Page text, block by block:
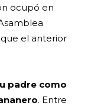
ocupó en
el anterior
padre como
. Entre